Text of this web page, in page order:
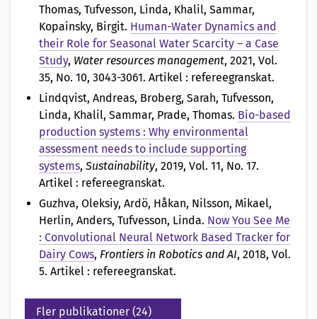
Thomas, Tufvesson, Linda, Khalil, Sammar,
Kopainsky, Birgit. Human-Water Dynamics and
their Role for Seasonal Water Scarcity – a Case
Study, Water resources management, 2021, Vol.
35, No. 10, 3043-3061. Artikel : refereegranskat.
Lindqvist, Andreas, Broberg, Sarah, Tufvesson,
Linda, Khalil, Sammar, Prade, Thomas. Bio-based
production systems : Why environmental
assessment needs to include supporting
systems, Sustainability, 2019, Vol. 11, No. 17.
Artikel : refereegranskat.
Guzhva, Oleksiy, Ardö, Håkan, Nilsson, Mikael,
Herlin, Anders, Tufvesson, Linda. Now You See Me
: Convolutional Neural Network Based Tracker for
Dairy Cows, Frontiers in Robotics and AI, 2018, Vol.
5. Artikel : refereegranskat.
Fler publikationer (24)